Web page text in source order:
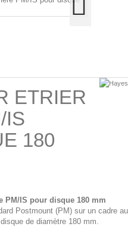
ETRIER
IS
180
PM/IS pour disque 180 mm
Postmount (PM) sur un cadre au
de diamètre 180 mm.